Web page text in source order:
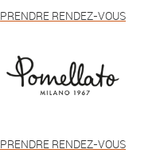
PRENDRE RENDEZ-VOUS
PRENDRE RENDEZ-VOUS